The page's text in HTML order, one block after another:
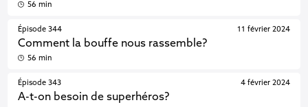
56 min
Épisode 344
Comment la bouffe nous rassemble?
11 février 2024
56 min
Épisode 343
A-t-on besoin de superhéros?
4 février 2024